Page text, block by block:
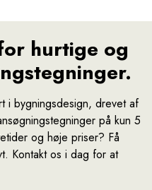
hurtige og
i bygningsdesign, drevet af
på kun 5
og høje priser? Få
Kontakt os i dag for at